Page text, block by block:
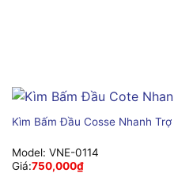
Kìm Bấm Đầu Cosse Nhanh
Model: VNE-0114
Giá:750,000₫